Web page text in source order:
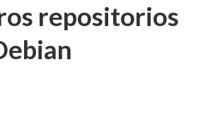
repositorios